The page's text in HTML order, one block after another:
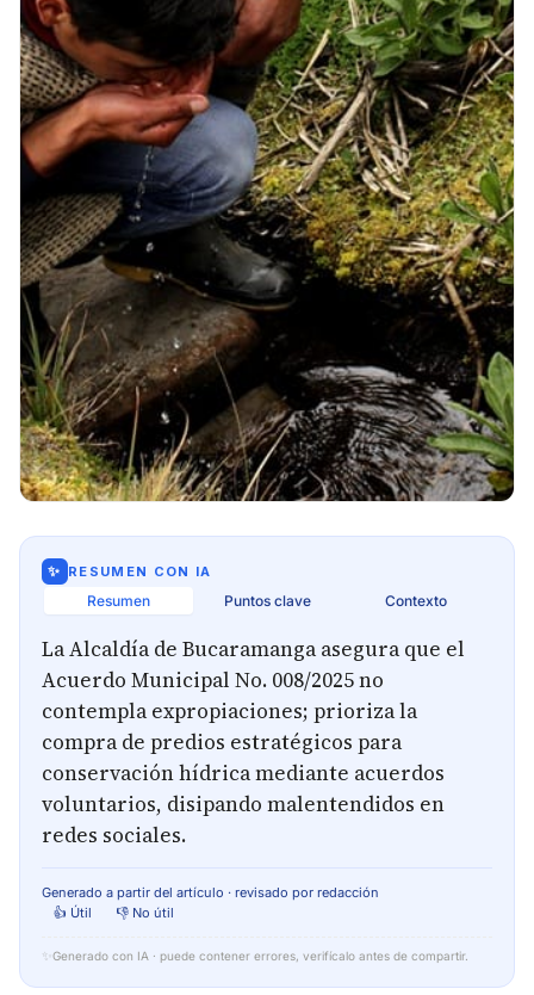
✨ RESUMEN CON IA
Resumen Puntos clave Contexto
La Alcaldía de Bucaramanga asegura que el
Acuerdo Municipal No. 008/2025 no
contempla expropiaciones; prioriza la
compra de predios estratégicos para
conservación hídrica mediante acuerdos
voluntarios, disipando malentendidos en
redes sociales.
Generado a partir del artículo · revisado por redacción
👍 Útil
👎 No útil
✨ Generado con IA · puede contener errores, verifícalo antes de compartir.